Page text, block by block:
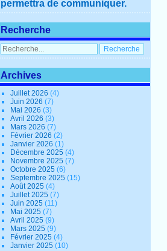
permettra de communiquer.
Recherche
Archives
Juillet 2026(4)
Juin 2026(7)
Mai 2026(3)
Avril 2026(3)
Mars 2026(7)
Février 2026(2)
Janvier 2026(1)
Décembre 2025(4)
Novembre 2025(7)
Octobre 2025(6)
Septembre 2025(15)
Août 2025(4)
Juillet 2025(7)
Juin 2025(11)
Mai 2025(7)
Avril 2025(9)
Mars 2025(9)
Février 2025(4)
Janvier 2025(10)